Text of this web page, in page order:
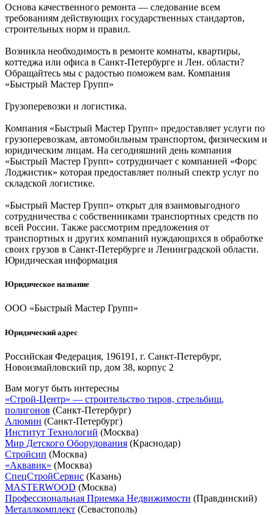
Основа качественного ремонта — следование всем
требованиям действующих государственных стандартов,
строительных норм и правил.
Возникла необходимость в ремонте комнаты, квартиры,
коттеджа или офиса в Санкт-Петербурге и Лен. области?
Обращайтесь мы с радостью поможем вам. Компания
«Быстрый Мастер Групп»
Грузоперевозки и логистика.
Компания «Быстрый Мастер Групп» предоставляет услуги по
грузоперевозкам, автомобильным транспортом, физическим и
юридическим лицам. На сегодняшний день компания
«Быстрый Мастер Групп» сотрудничает с компанией «Форс
Лоджистик» которая предоставляет полный спектр услуг по
складской логистике.
«Быстрый Мастер Групп» открыт для взаимовыгодного
сотрудничества с собственниками транспортных средств по
всей России. Также рассмотрим предложения от
транспортных и других компаний нуждающихся в обработке
своих грузов в Санкт-Петербурге и Ленинградской области.
Юридическая информация
Юридическое название
ООО «Быстрый Мастер Групп»
Юридический адрес
Российская Федерация, 196191, г. Санкт-Петербург,
Новоизмайловский пр, дом 38, корпус 2
Вам могут быть интересны
«Строй-Центр» — строительство тиров, стрельбищ,
полигонов (Санкт-Петербург)
Алюмин (Санкт-Петербург)
Институт Технологий (Москва)
Мир Детского Оборудования (Краснодар)
Стройсип (Москва)
«Аквавик» (Москва)
СпецСтройСервис (Казань)
MASTERWOOD (Москва)
Профессиональная Приемка Недвижимости (Правдинский)
Металлкомплект (Севастополь)